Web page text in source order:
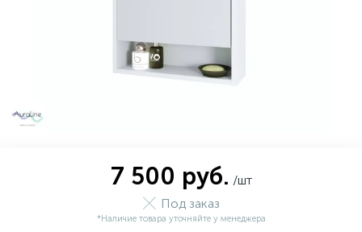
7 500 руб. /шт
Под заказ
*Наличие товара уточняйте у менеджера